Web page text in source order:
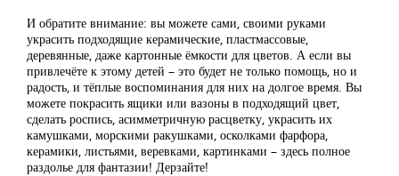
И обратите внимание: вы можете сами, своими руками
украсить подходящие керамические, пластмассовые,
деревянные, даже картонные ёмкости для цветов. А если вы
привлечёте к этому детей – это будет не только помощь, но и
радость, и тёплые воспоминания для них на долгое время. Вы
можете покрасить ящики или вазоны в подходящий цвет,
сделать роспись, асимметричную расцветку, украсить их
камушками, морскими ракушками, осколками фарфора,
керамики, листьями, веревками, картинками – здесь полное
раздолье для фантазии! Дерзайте!